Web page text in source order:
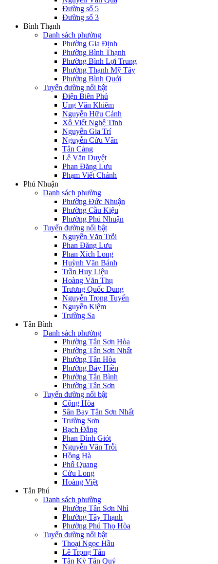
Đường số 5
Đường số 3
Bình Thạnh
Danh sách phường
Phường Gia Định
Phường Bình Thạnh
Phường Bình Lợi Trung
Phường Thạnh Mỹ Tây
Phường Bình Quới
Tuyến đường nổi bật
Điện Biên Phủ
Ung Văn Khiêm
Nguyễn Hữu Cảnh
Xô Viết Nghệ Tĩnh
Nguyễn Gia Trí
Nguyễn Cửu Vân
Tân Cảng
Lê Văn Duyệt
Phan Đăng Lưu
Phạm Viết Chánh
Phú Nhuận
Danh sách phường
Phường Đức Nhuận
Phường Cầu Kiệu
Phường Phú Nhuận
Tuyến đường nổi bật
Nguyễn Văn Trỗi
Phan Đăng Lưu
Phan Xích Long
Huỳnh Văn Bánh
Trần Huy Liệu
Hoàng Văn Thụ
Trương Quốc Dung
Nguyễn Trọng Tuyển
Nguyễn Kiệm
Trường Sa
Tân Bình
Danh sách phường
Phường Tân Sơn Hòa
Phường Tân Sơn Nhất
Phường Tân Hòa
Phường Bảy Hiền
Phường Tân Bình
Phường Tân Sơn
Tuyến đường nổi bật
Cộng Hòa
Sân Bay Tân Sơn Nhất
Trường Sơn
Bạch Đằng
Phan Đình Giót
Nguyễn Văn Trỗi
Hồng Hà
Phổ Quang
Cửu Long
Hoàng Việt
Tân Phú
Danh sách phường
Phường Tân Sơn Nhì
Phường Tây Thạnh
Phường Phú Thọ Hòa
Tuyến đường nổi bật
Thoại Ngọc Hầu
Lê Trọng Tấn
Tân Kỳ Tân Quý